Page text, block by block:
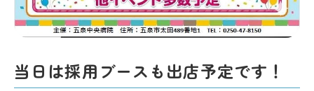
当日は採用ブースも出店予定です！